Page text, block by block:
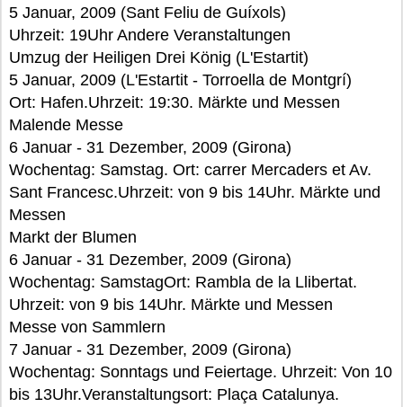
5 Januar, 2009 (Sant Feliu de Guíxols)
Uhrzeit: 19Uhr Andere Veranstaltungen
Umzug der Heiligen Drei König (L'Estartit)
5 Januar, 2009 (L'Estartit - Torroella de Montgrí)
Ort: Hafen.Uhrzeit: 19:30. Märkte und Messen
Malende Messe
6 Januar - 31 Dezember, 2009 (Girona)
Wochentag: Samstag. Ort: carrer Mercaders et Av.
Sant Francesc.Uhrzeit: von 9 bis 14Uhr. Märkte und
Messen
Markt der Blumen
6 Januar - 31 Dezember, 2009 (Girona)
Wochentag: SamstagOrt: Rambla de la Llibertat.
Uhrzeit: von 9 bis 14Uhr. Märkte und Messen
Messe von Sammlern
7 Januar - 31 Dezember, 2009 (Girona)
Wochentag: Sonntags und Feiertage. Uhrzeit: Von 10
bis 13Uhr.Veranstaltungsort: Plaça Catalunya.